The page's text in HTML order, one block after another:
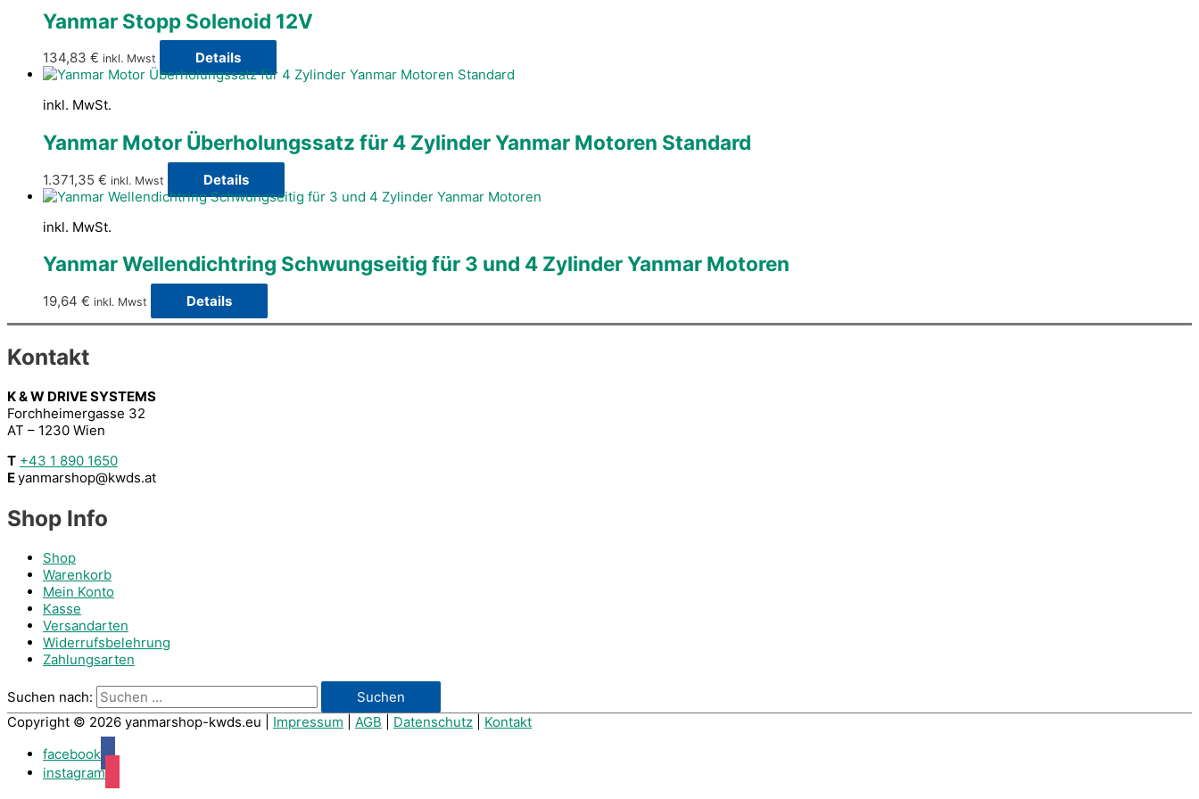
Yanmar Stopp Solenoid 12V
134,83 € inkl. Mwst Details
inkl. MwSt.
Yanmar Motor Überholungssatz für 4 Zylinder Yanmar Motoren Standard
1.371,35 € inkl. Mwst Details
inkl. MwSt.
Yanmar Wellendichtring Schwungseitig für 3 und 4 Zylinder Yanmar Motoren
19,64 € inkl. Mwst Details
Kontakt
K & W DRIVE SYSTEMS
Forchheimergasse 32
AT – 1230 Wien
T +43 1 890 1650
Eyanmarshop@kwds.at
Shop Info
Shop
Warenkorb
Mein Konto
Kasse
Versandarten
Widerrufsbelehrung
Zahlungsarten
Suchen nach:
Copyright © 2026 yanmarshop-kwds.eu Impressum AGB Datenschutz
Kontakt
facebook
instagram